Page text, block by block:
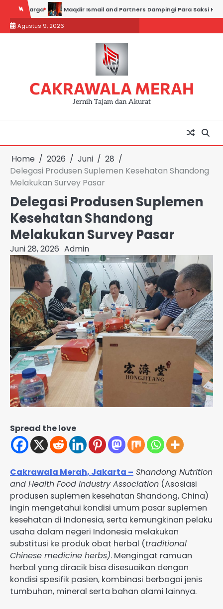
content
Maqdir Ismail and Partners Dampingi Para Saksi Hadiri
Agustus 9, 2026
CAKRAWALA MERAH
Jernih Tajam dan Akurat
Home 2026 Juni
28
Delegasi Produsen Suplemen Kesehatan Shandong
Melakukan Survey Pasar
Delegasi Produsen Suplemen
Kesehatan Shandong
Melakukan Survey Pasar
Juni 28, 2026 Admin
Spread the love
Cakrawala Merah, Jakarta – Shandong Nutrition
and Health Food Industry Association (Asosiasi
produsen suplemen kesehatan Shandong, China)
ingin mengetahui kondisi umum pasar suplemen
kesehatan di Indonesia, serta kemungkinan pelaku
usaha dalam negeri Indonesia melakukan
substitusi ke produk obat herbal (traditional
Chinese medicine herbs). Mengingat ramuan
herbal yang diracik bisa disesuaikan dengan
kondisi spesifik pasien, kombinasi berbagai jenis
tumbuhan, mineral serta bahan alami lainnya.